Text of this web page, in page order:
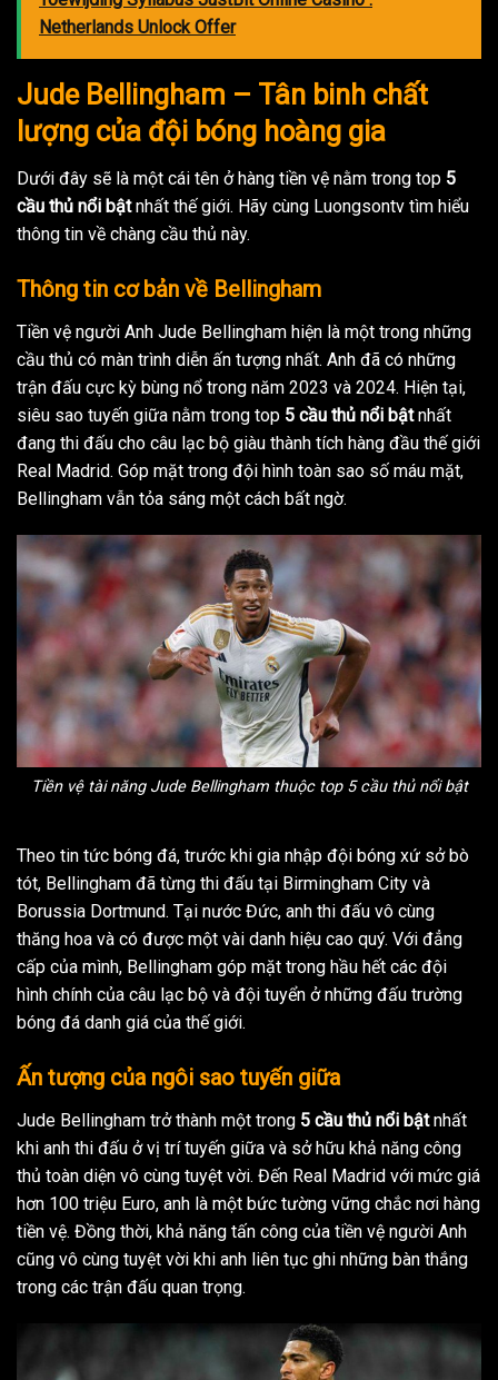
Netherlands Unlock Offer
Jude Bellingham – Tân binh chất
lượng của đội bóng hoàng gia
Dưới đây sẽ là một cái tên ở hàng tiền vệ nằm trong top 5
cầu thủ nổi bậtnhất thế giới. Hãy cùng Luongsontv tìm hiểu
thông tin về chàng cầu thủ này.
Thông tin cơ bản về Bellingham
Tiền vệ người Anh Jude Bellingham hiện là một trong những
cầu thủ có màn trình diễn ấn tượng nhất. Anh đã có những
trận đấu cực kỳ bùng nổ trong năm 2023 và 2024. Hiện tại,
siêu sao tuyến giữa nằm trong top 5 cầu thủ nổi bậtnhất
đang thi đấu cho câu lạc bộ giàu thành tích hàng đầu thế giới
Real Madrid. Góp mặt trong đội hình toàn sao số máu mặt,
Bellingham vẫn tỏa sáng một cách bất ngờ.
Tiền vệ tài năng Jude Bellingham thuộc top 5 cầu thủ nổi bật
Theo tin tức bóng đá, trước khi gia nhập đội bóng xứ sở bò
tót, Bellingham đã từng thi đấu tại Birmingham City và
Borussia Dortmund. Tại nước Đức, anh thi đấu vô cùng
thăng hoa và có được một vài danh hiệu cao quý. Với đẳng
cấp của mình, Bellingham góp mặt trong hầu hết các đội
hình chính của câu lạc bộ và đội tuyển ở những đấu trường
bóng đá danh giá của thế giới.
Ấn tượng của ngôi sao tuyến giữa
Jude Bellingham trở thành một trong 5 cầu thủ nổi bậtnhất
khi anh thi đấu ở vị trí tuyến giữa và sở hữu khả năng công
thủ toàn diện vô cùng tuyệt vời. Đến Real Madrid với mức giá
hơn 100 triệu Euro, anh là một bức tường vững chắc nơi hàng
tiền vệ. Đồng thời, khả năng tấn công của tiền vệ người Anh
cũng vô cùng tuyệt vời khi anh liên tục ghi những bàn thắng
trong các trận đấu quan trọng.